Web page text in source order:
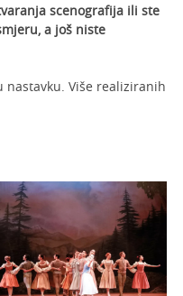
scenografija ili ste
a još niste
nastavku. Više realiziranih